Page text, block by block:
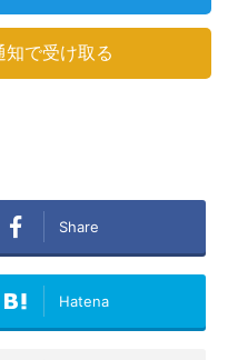
で受け取る
Share
Hatena